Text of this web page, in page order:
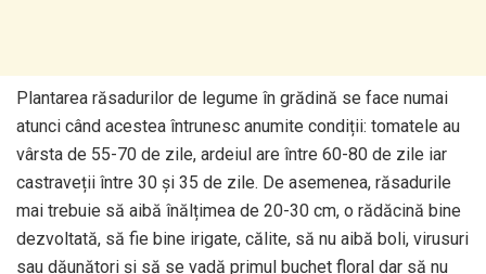
Plantarea răsadurilor de legume în grădină se face numai
atunci când acestea întrunesc anumite condiții: tomatele au
vârsta de 55-70 de zile, ardeiul are între 60-80 de zile iar
castraveții între 30 și 35 de zile. De asemenea, răsadurile
mai trebuie să aibă înălțimea de 20-30 cm, o rădăcină bine
dezvoltată, să fie bine irigate, călite, să nu aibă boli, virusuri
sau dăunători și să se vadă primul buchet floral dar să nu